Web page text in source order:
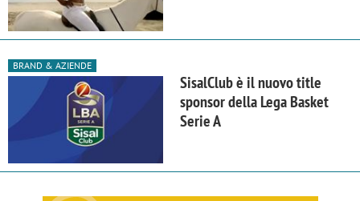
BRAND & AZIENDE
SisalClub è il nuovo title
sponsor della Lega Basket
Serie A